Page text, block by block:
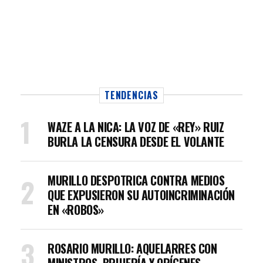
TENDENCIAS
WAZE A LA NICA: LA VOZ DE «REY» RUIZ
BURLA LA CENSURA DESDE EL VOLANTE
MURILLO DESPOTRICA CONTRA MEDIOS
QUE EXPUSIERON SU AUTOINCRIMINACIÓN
EN «ROBOS»
ROSARIO MURILLO: AQUELARRES CON